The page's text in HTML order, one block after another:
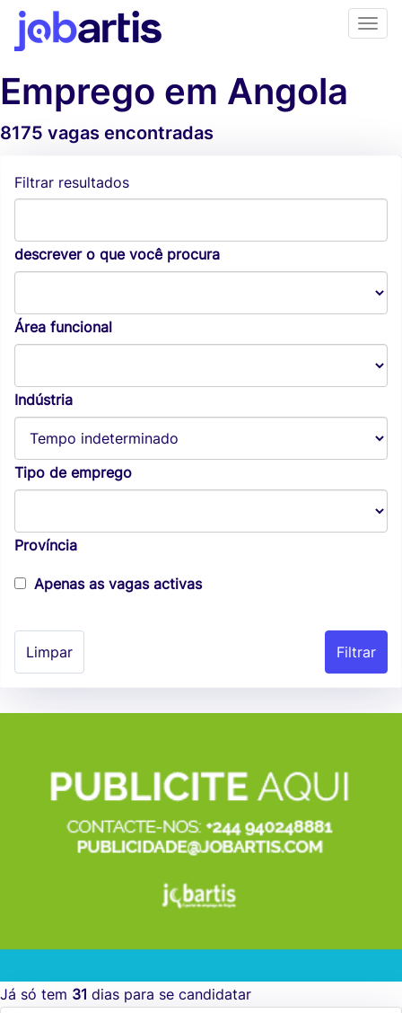
Emprego em Angola
8175 vagas encontradas
Filtrar resultados
descrever o que você procura
Área funcional
Indústria
Tipo de emprego
Província
Apenas as vagas activas
Limpar
Já só tem 31 dias para se candidatar